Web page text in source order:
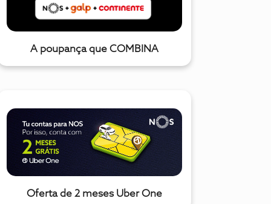
A poupança que COMBINA
Oferta de 2 meses Uber One